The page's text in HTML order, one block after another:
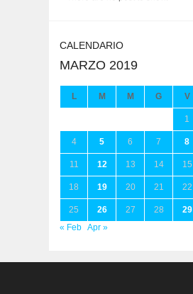
CALENDARIO
MARZO 2019
L M M G V
1
4 5 6 7 8
11 12 13 14 15
18 19 20 21 22
25 26 27 28 29
« Feb Apr »